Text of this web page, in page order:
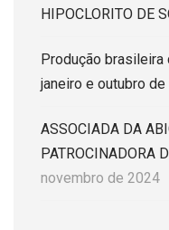
HIPOCLORITO DE
Produção
janeiro e outubro
ASSOCIADA DA
PATROCINADORA
novembro de 2024